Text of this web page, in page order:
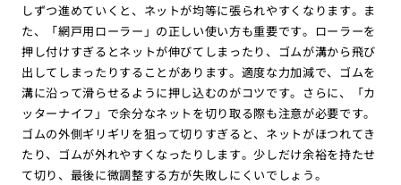
しずつ進めていくと、ネットが均等に張られやすくなります。ま
た、「網戸用ローラー」の正しい使い方も重要です。ローラーを
押し付けすぎるとネットが伸びてしまったり、ゴムが溝から飛び
出してしまったりすることがあります。適度な力加減で、ゴムを
溝に沿って滑らせるように押し込むのがコツです。さらに、「カ
ッターナイフ」で余分なネットを切り取る際も注意が必要です。
ゴムの外側ギリギリを狙って切りすぎると、ネットがほつれてき
たり、ゴムが外れやすくなったりします。少しだけ余裕を持たせ
て切り、最後に微調整する方が失敗しにくいでしょう。